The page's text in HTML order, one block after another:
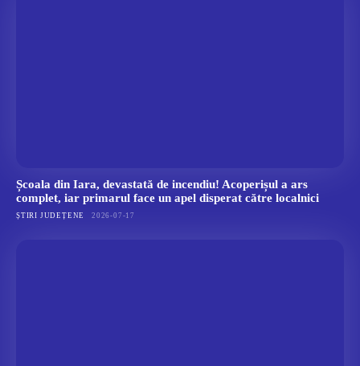
Școala din Iara, devastată de incendiu! Acoperișul a ars
complet, iar primarul face un apel disperat către localnici
ȘTIRI JUDEȚENE 2026-07-17